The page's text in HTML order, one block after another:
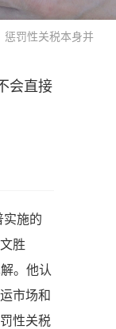
惩罚性关税本身并
会直接
实施的
胜
。他认
市场和
性关税